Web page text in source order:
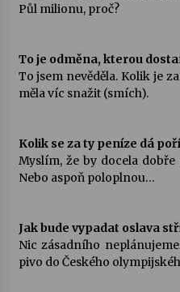
Půl milionu, proč?
To je odměna, kterou
To jsem nevěděla. Kolik je
měla víc snažit (smích).
Kolik se za ty peníze dá
Myslím, že by docela
Nebo aspoň poloplnou…
Jak bude vypadat oslava
Nic zásadního
pivo do Českého